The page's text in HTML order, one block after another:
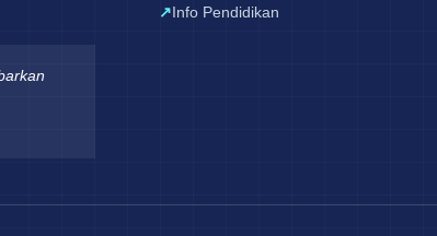
Info Pendidikan